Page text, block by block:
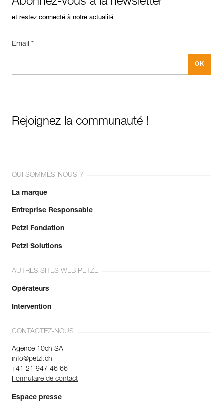
Abonnez-vous à la newsletter
et restez connecté à notre actualité
Email *
Rejoignez la communauté !
QUI SOMMES-NOUS ?
La marque
Entreprise Responsable
Petzl Fondation
Petzl Solutions
AUTRES SITES WEB PETZL
Opérateurs
Intervention
CONTACTEZ-NOUS
Agence 10ch SA
info@petzl.ch
+41 21 947 46 66
Formulaire de contact
Espace presse